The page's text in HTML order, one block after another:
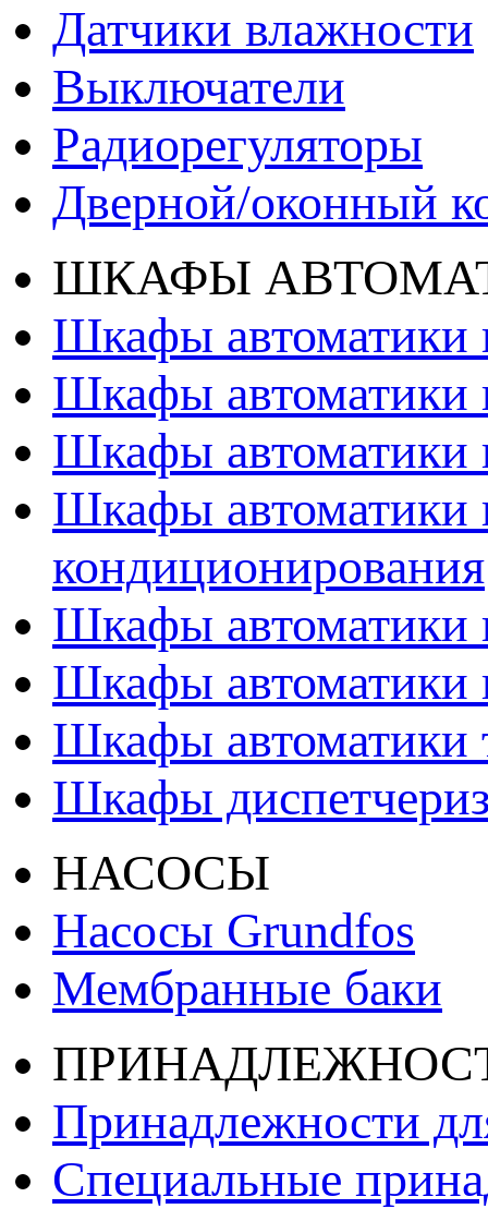
Датчики влажности
Выключатели
Радиорегуляторы
Дверной/оконный
ШКАФЫ
Шкафы автоматики
Шкафы автоматики
Шкафы автоматики
Шкафы автоматики
кондиционирования
Шкафы автоматики
Шкафы автоматики
Шкафы автоматики
Шкафы
НАСОСЫ
Насосы Grundfos
Мембранные баки
Принадлежности
Специальные